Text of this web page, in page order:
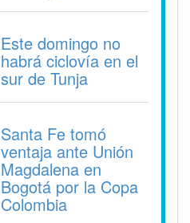
Este domingo no
habrá ciclovía en el
sur de Tunja
Santa Fe tomó
ventaja ante Unión
Magdalena en
Bogotá por la Copa
Colombia